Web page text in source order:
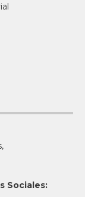
Sociales: